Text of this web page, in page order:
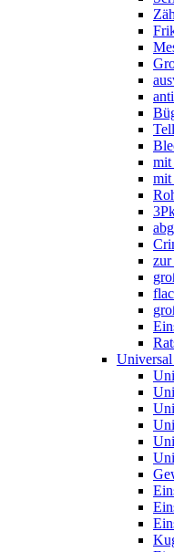
mit
mit
zur